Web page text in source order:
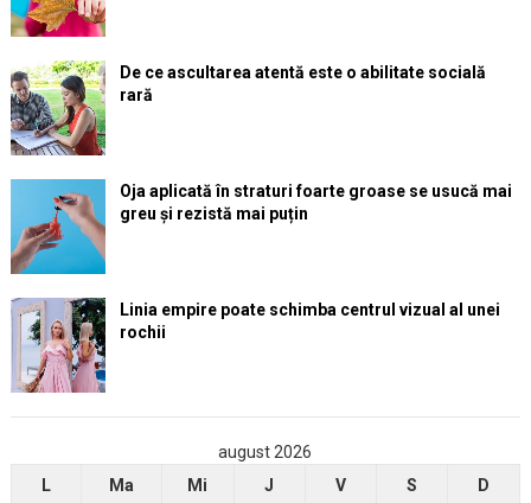
De ce ascultarea atentă este o abilitate socială
rară
Oja aplicată în straturi foarte groase se usucă mai
greu și rezistă mai puțin
Linia empire poate schimba centrul vizual al unei
rochii
august 2026
L
Ma Mi J V S D